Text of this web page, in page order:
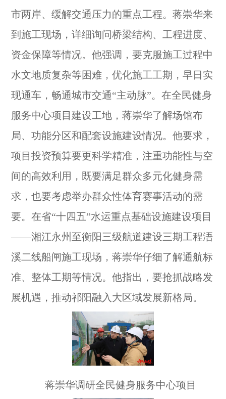
市两岸、缓解交通压力的重点工程。蒋崇华来
到施工现场，详细询问桥梁结构、工程进度、
资金保障等情况。他强调，要克服施工过程中
水文地质复杂等困难，优化施工工期，早日实
现通车，畅通城市交通“主动脉”。在全民健身
服务中心项目建设工地，蒋崇华了解场馆布
局、功能分区和配套设施建设情况。他要求，
项目投资预算要更科学精准，注重功能性与空
间的高效利用，既要满足群众多元化健身需
求，也要考虑举办群众性体育赛事活动的需
要。在省“十四五”水运重点基础设施建设项目
——湘江永州至衡阳三级航道建设三期工程浯
溪二线船闸施工现场，蒋崇华仔细了解通航标
准、整体工期等情况。他指出，要抢抓战略发
展机遇，推动祁阳融入大区域发展新格局。
蒋崇华调研全民健身服务中心项目